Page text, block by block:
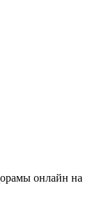
онлайн на